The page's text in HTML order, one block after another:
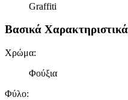
Graffiti
Βασικά Χαρακτηριστικά
Χρώμα:
Φούξια
Φύλο: